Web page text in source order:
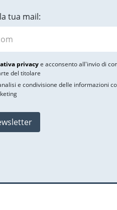
tua mail:
privacye acconsento all'invio di
del titolare
e condivisione delle informazioni